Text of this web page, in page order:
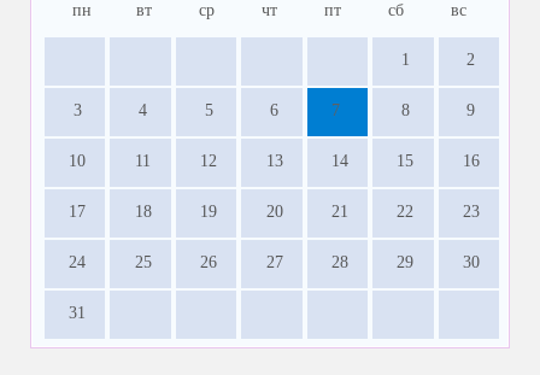
пн вт ср чт пт сб вс
1 2
3 4 5 6 7 8 9
10 11 12 13 14 15 16
17 18 19 20 21 22 23
24 25 26 27 28 29 30
31